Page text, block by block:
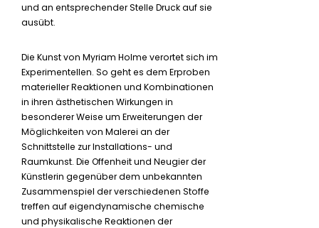
und an entsprechender Stelle Druck auf sie
ausübt.
Die Kunst von Myriam Holme verortet sich im
Experimentellen. So geht es dem Erproben
materieller Reaktionen und Kombinationen
in ihren ästhetischen Wirkungen in
besonderer Weise um Erweiterungen der
Möglichkeiten von Malerei an der
Schnittstelle zur Installations- und
Raumkunst. Die Offenheit und Neugier der
Künstlerin gegenüber dem unbekannten
Zusammenspiel der verschiedenen Stoffe
treffen auf eigendynamische chemische
und physikalische Reaktionen der